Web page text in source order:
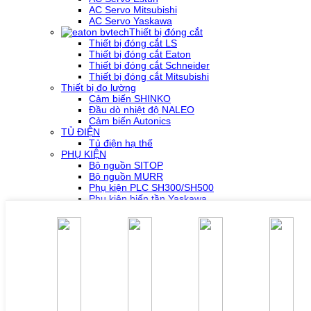
AC Servo Mitsubishi
AC Servo Yaskawa
Thiết bị đóng cắt
Thiết bị đóng cắt LS
Thiết bị đóng cắt Eaton
Thiết bị đóng cắt Schneider
Thiết bị đóng cắt Mitsubishi
Thiết bị đo lường
Cảm biến SHINKO
Đầu dò nhiệt độ NALEO
Cảm biến Autonics
TỦ ĐIỆN
Tủ điện hạ thế
PHỤ KIỆN
Bộ nguồn SITOP
Bộ nguồn MURR
Phụ kiện PLC SH300/SH500
Phụ kiện biến tần Yaskawa
Phụ kiện Servo Sigma 7
HỖ TRỢ KỸ THUẬT